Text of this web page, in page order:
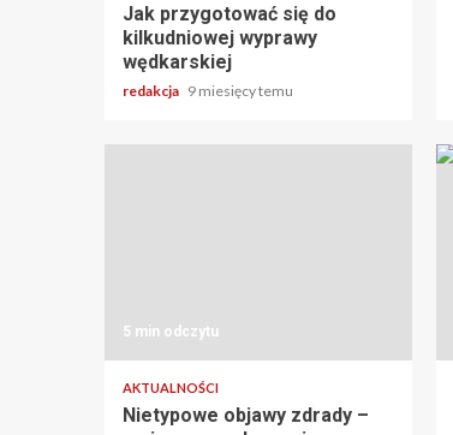
Jak przygotować się do
kilkudniowej wyprawy
wędkarskiej
redakcja 9 miesięcy temu
5 min odczytu
AKTUALNOŚCI
Nietypowe objawy zdrady –